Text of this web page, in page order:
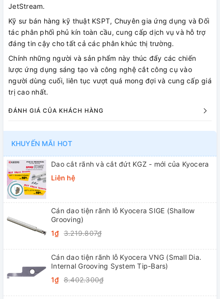
JetStream.
Kỹ sư bán hàng kỹ thuật KSPT, Chuyên gia ứng dụng và Đối
tác phân phối phủ kín toàn cầu, cung cấp dịch vụ và hỗ trợ
đáng tin cậy cho tất cả các phân khúc thị trường.
Chính những người và sản phẩm này thúc đẩy các chiến
lược ứng dụng sáng tạo và công nghệ cắt công cụ vào
người dùng cuối, liên tục vượt quá mong đợi và cung cấp giá
trị cao nhất.
ĐÁNH GIÁ CỦA KHÁCH HÀNG
KHUYẾN MÃI HOT
Dao cắt rãnh và cắt đứt KGZ - mới của Kyocera
Liên hệ
Cán dao tiện rãnh lỗ Kyocera SIGE (Shallow
Grooving)
1₫ 3.219.807₫
Cán dao tiện rãnh lỗ Kyocera VNG (Small Dia.
Internal Grooving System Tip-Bars)
1₫ 8.402.300₫